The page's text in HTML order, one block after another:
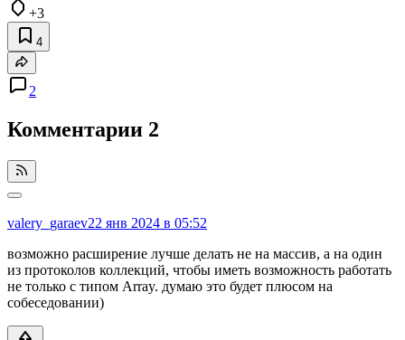
+3
4
2
Комментарии 2
valery_garaev22 янв 2024 в 05:52
возможно расширение лучше делать не на массив, а на один
из протоколов коллекций, чтобы иметь возможность работать
не только с типом Array. думаю это будет плюсом на
собеседовании)